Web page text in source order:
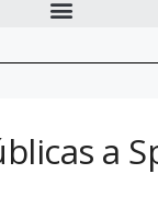
a